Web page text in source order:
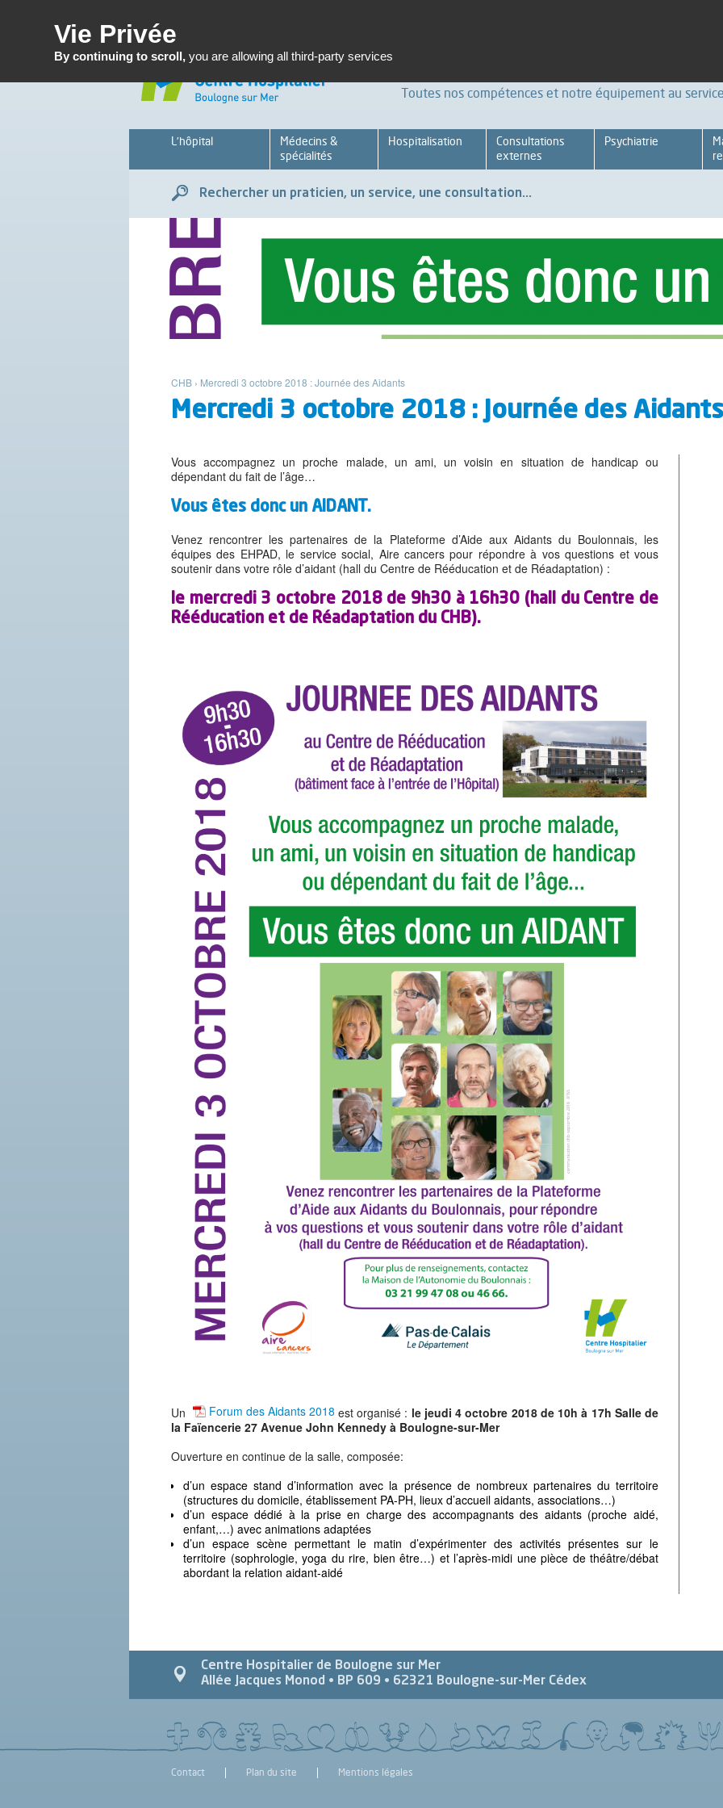
Toutes nos compétences et notre équipement au
L’hôpital
Médecins &
spécialités
Hospitalisation
Consultations
externes
Psychiatrie
Rechercher un praticien, un service, une consultation...
CHB › Mercredi 3 octobre 2018 : Journée des Aidants
Mercredi 3 octobre 2018 : Journée des Aidants
Vous accompagnez un proche malade, un ami, un voisin en situation de handicap ou
dépendant du fait de l’âge…
Vous êtes donc un AIDANT.
Venez rencontrer les partenaires de la Plateforme d’Aide aux Aidants du Boulonnais, les
équipes des EHPAD, le service social, Aire cancers pour répondre à vos questions et vous
soutenir dans votre rôle d’aidant (hall du Centre de Rééducation et de Réadaptation) :
le mercredi 3 octobre 2018 de 9h30 à 16h30 (hall du Centre de
Rééducation et de Réadaptation du CHB).
Un Forum des Aidants 2018 est organisé : le jeudi 4 octobre 2018 de 10h à 17h Salle de
la Faïencerie 27 Avenue John Kennedy à Boulogne-sur-Mer
Ouverture en continue de la salle, composée:
d’un espace stand d’information avec la présence de nombreux partenaires du territoire
(structures du domicile, établissement PA-PH, lieux d’accueil aidants, associations…)
d’un espace dédié à la prise en charge des accompagnants des aidants (proche aidé,
enfant,…) avec animations adaptées
d’un espace scène permettant le matin d’expérimenter des activités présentes sur le
territoire (sophrologie, yoga du rire, bien être…) et l’après-midi une pièce de théâtre/débat
abordant la relation aidant-aidé
Centre Hospitalier de Boulogne sur Mer
Allée Jacques Monod • BP 609 • 62321 Boulogne-sur-Mer Cédex
Contact Plan du site Mentions légales
Vie Privée
By continuing to scroll, you are allowing all third-party services